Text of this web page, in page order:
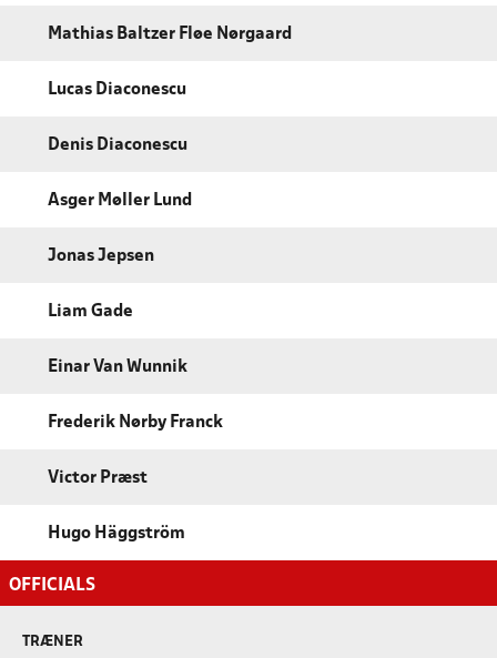
Mathias Baltzer Fløe Nørgaard
Lucas Diaconescu
Denis Diaconescu
Asger Møller Lund
Jonas Jepsen
Liam Gade
Einar Van Wunnik
Frederik Nørby Franck
Victor Præst
Hugo Häggström
OFFICIALS
TRÆNER